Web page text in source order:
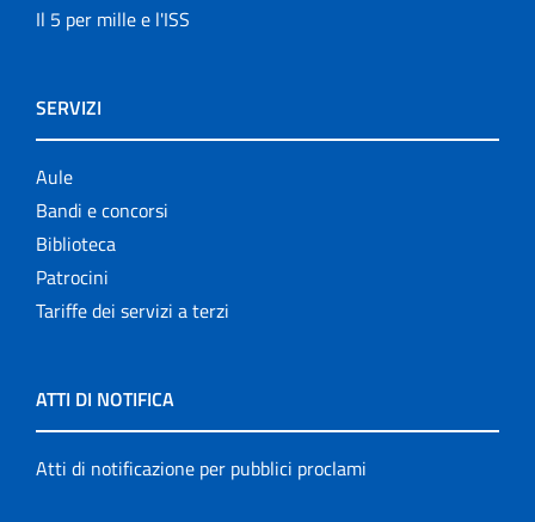
Il 5 per mille e l'ISS
SERVIZI
Aule
Bandi e concorsi
Biblioteca
Patrocini
Tariffe dei servizi a terzi
ATTI DI NOTIFICA
Atti di notificazione per pubblici proclami